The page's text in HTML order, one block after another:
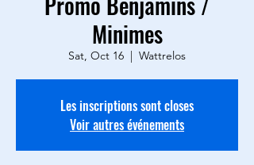
Minimes
Sat, Oct 16
  |
Wattrelos
Les inscriptions sont closes
Voir autres événements